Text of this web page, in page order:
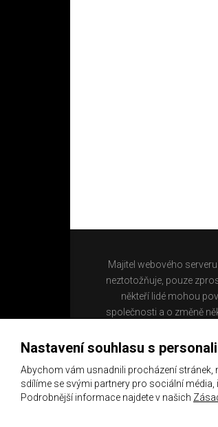
Majitel webového
neztotožňuje, pouze
někteří lidé mohou
společnosti a o změně
Nastavení souhlasu s
Abychom vám usnadnili procházení
sdílíme se svými partnery pro sociální média,
Podrobnější informace najdete v našich